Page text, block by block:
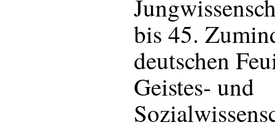
bis 45.
deutschen
Geistes- und